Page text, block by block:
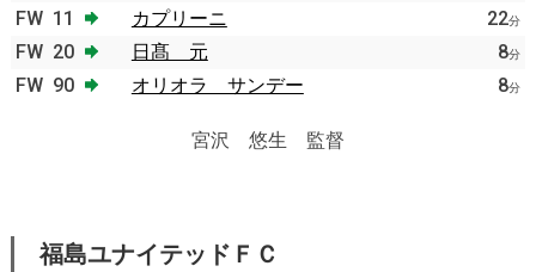
FW 11 カプリーニ 22分
FW 20 日髙 元 8分
FW 90 オリオラ サンデー 8分
宮沢 悠生 監督
福島ユナイテッドＦＣ